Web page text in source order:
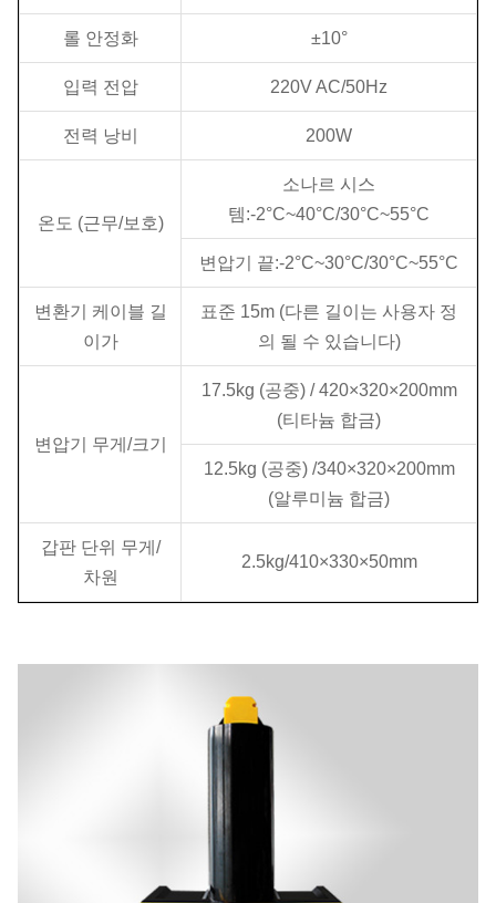
롤 안정화 ±10°
입력 전압 220V AC/50Hz
전력 낭비 200W
온도 (근무/보호)
소나르 시스
템:-2°C~40°C/30°C~55°C
변압기 끝:-2°C~30°C/30°C~55°C
변환기 케이블 길
이가
표준 15m (다른 길이는 사용자 정
의 될 수 있습니다)
변압기 무게/크기
17.5kg (공중) / 420×320×200mm
(티타늄 합금)
12.5kg (공중) /340×320×200mm
(알루미늄 합금)
갑판 단위 무게/
차원
2.5kg/410×330×50mm